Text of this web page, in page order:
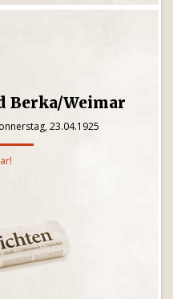
Berka/Weimar
23.04.1925